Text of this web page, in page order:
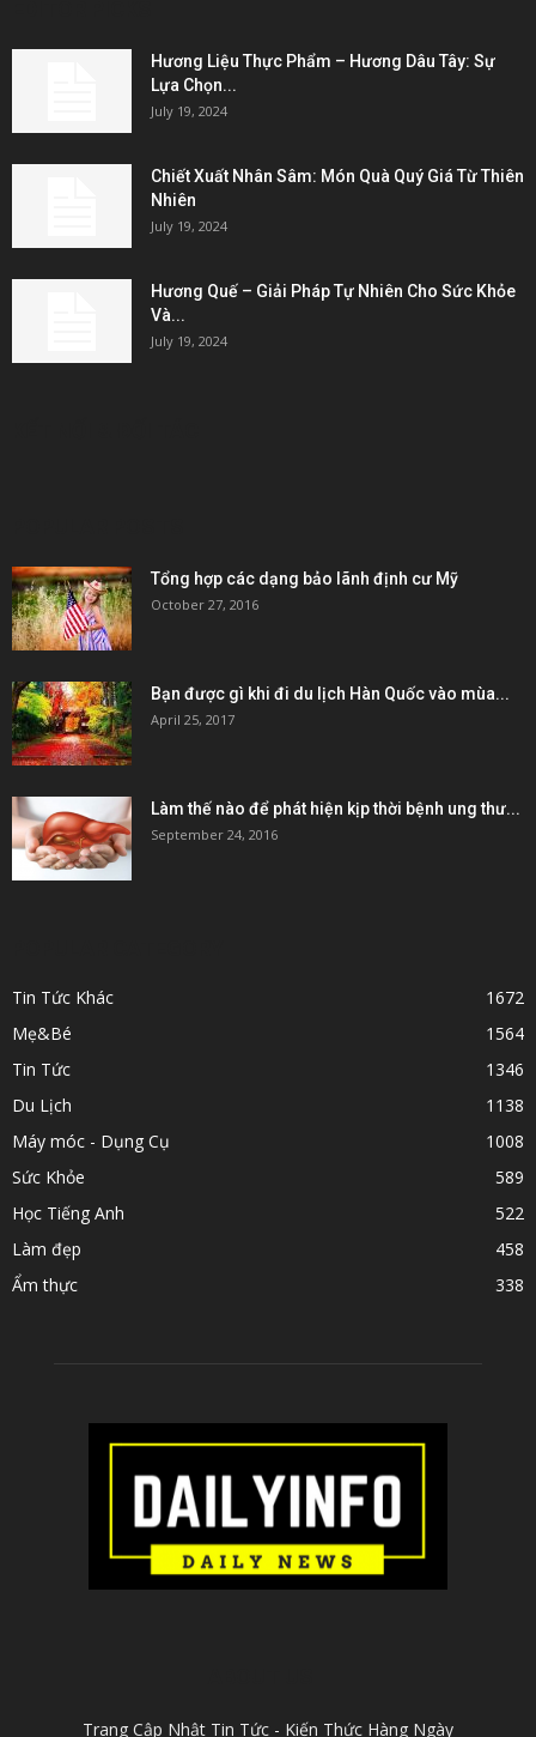
Hương Liệu Thực Phẩm – Hương Dâu Tây: Sự
Lựa Chọn...
July 19, 2024
Chiết Xuất Nhân Sâm: Món Quà Quý Giá Từ Thiên
Nhiên
July 19, 2024
Hương Quế – Giải Pháp Tự Nhiên Cho Sức Khỏe
Và...
July 19, 2024
Tổng hợp các dạng bảo lãnh định cư Mỹ
October 27, 2016
Bạn được gì khi đi du lịch Hàn Quốc vào mùa...
April 25, 2017
Làm thế nào để phát hiện kịp thời bệnh ung thư...
September 24, 2016
Tin Tức Khác
1672
Mẹ&Bé
1564
Tin Tức
1346
Du Lịch
1138
Máy móc - Dụng Cụ
1008
Sức Khỏe
589
Học Tiếng Anh
522
Làm đẹp
458
Ẩm thực
338
Trang Cập Nhật Tin Tức - Kiến Thức Hàng Ngày